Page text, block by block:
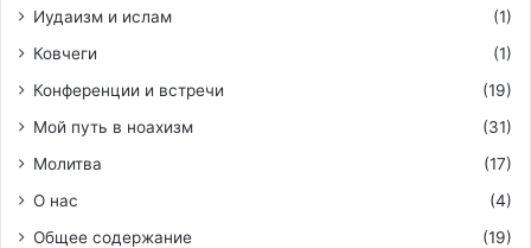
Иудаизм и ислам
(1)
Ковчеги
(1)
Конференции и встречи
(19)
Мой путь в ноахизм
(31)
Молитва
(17)
О нас
(4)
Общее содержание
(19)